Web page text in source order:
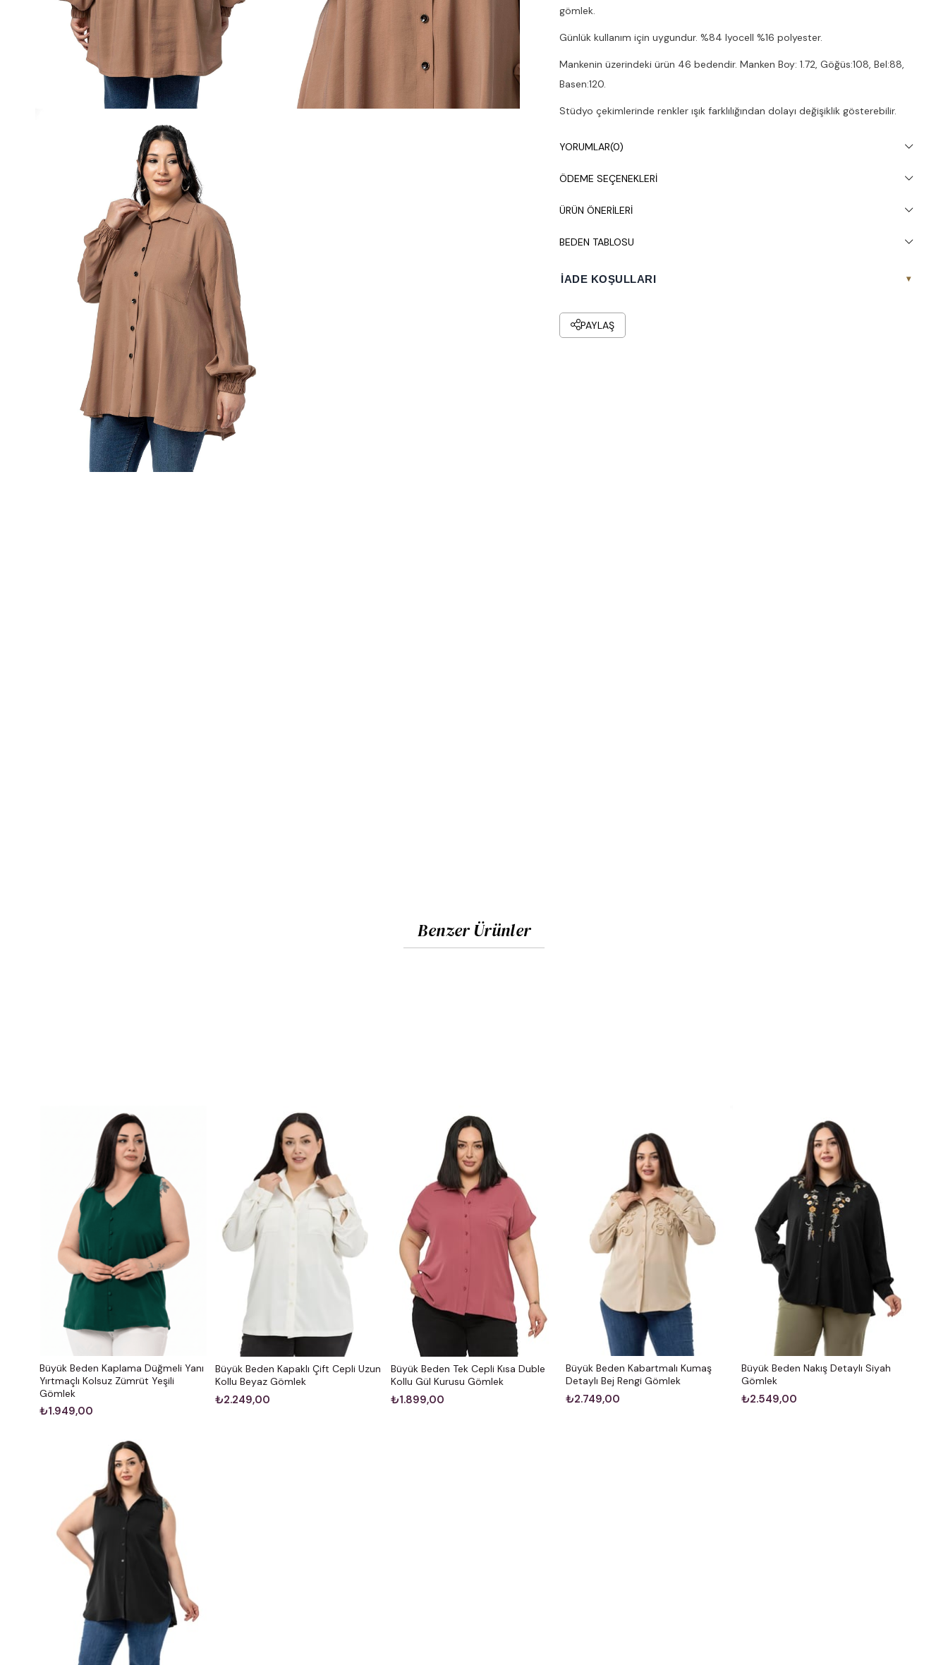
gömlek.
Günlük kullanım için uygundur. %84 lyocell %16 polyester.
Mankenin üzerindeki ürün 46 bedendir. Manken Boy: 1.72, Göğüs:108, Bel:88,
Basen:120.
Stüdyo çekimlerinde renkler ışık farklılığından dolayı değişiklik gösterebilir.
YORUMLAR(0)
ÖDEME SEÇENEKLERI
ÜRÜN ÖNERILERI
BEDEN TABLOSU
İADE KOŞULLARI ▾
PAYLAŞ
Benzer Ürünler
Büyük Beden Kaplama Düğmeli Yanı
Yırtmaçlı Kolsuz Zümrüt Yeşili
Gömlek
₺1.949,00
Büyük Beden Kapaklı Çift Cepli Uzun
Kollu Beyaz Gömlek
₺2.249,00
Büyük Beden Tek Cepli Kısa Duble
Kollu Gül Kurusu Gömlek
₺1.899,00
Büyük Beden Kabartmalı Kumaş
Detaylı Bej Rengi Gömlek
₺2.749,00
Büyük Beden Nakış Detaylı Siyah
Gömlek
₺2.549,00